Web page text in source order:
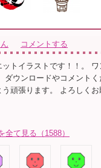
コメントする
トイラストです！！。
ダウンロードやコメント
頑張ります。 よろしくお
て見る（1588）